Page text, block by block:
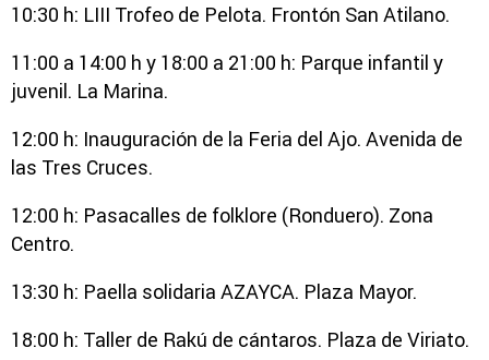
10:30 h: LIII Trofeo de Pelota. Frontón San Atilano.
11:00 a 14:00 h y 18:00 a 21:00 h: Parque infantil y
juvenil. La Marina.
12:00 h: Inauguración de la Feria del Ajo. Avenida de
las Tres Cruces.
12:00 h: Pasacalles de folklore (Ronduero). Zona
Centro.
13:30 h: Paella solidaria AZAYCA. Plaza Mayor.
18:00 h: Taller de Rakú de cántaros. Plaza de Viriato.